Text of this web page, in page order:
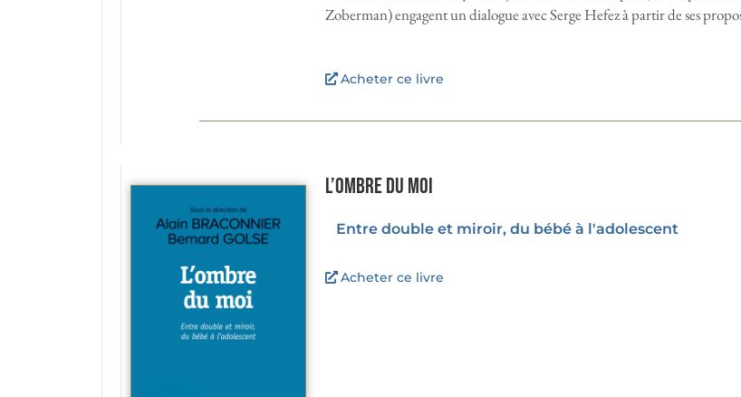
Zoberman) engagent un dialogue avec Serge Hefez à partir de ses
Acheter ce livre
L’ombre du moi
Entre double et miroir, du bébé à l'adolescent
Acheter ce livre